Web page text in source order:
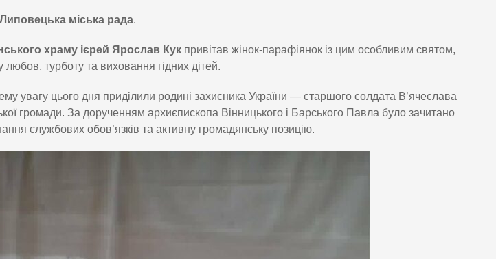
Липовецька міська рада.
храму ієрей Ярослав Кукпривітав жінок-парафіянок із цим особливим святом,
турботу та виховання гідних дітей.
увагу цього дня приділили родині захисника України — старшого солдата В’ячеслава
громади. За дорученням архиєпископа Вінницького і Барського Павла було зачитано
службових обов’язків та активну громадянську позицію.